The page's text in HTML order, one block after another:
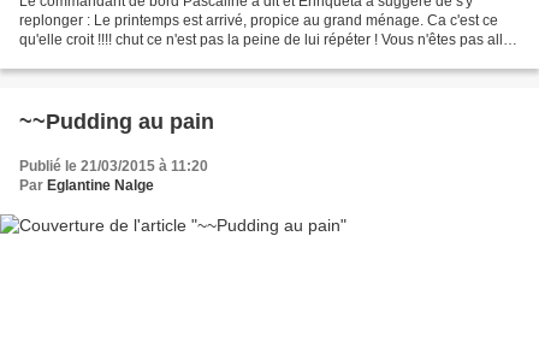
replonger : Le printemps est arrivé, propice au grand ménage. Ca c'est ce
qu'elle croit !!!! chut ce n'est pas la peine de lui répéter ! Vous n'êtes pas allé
~~Pudding au pain
Publié le 21/03/2015 à 11:20
Par Eglantine Nalge